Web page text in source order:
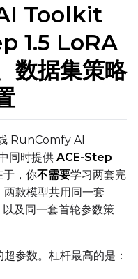
qfloat8 (default)
Encoder
qfloat8 (default)
Compile Model
Compile Model
Rank
Toolkit
1.5 LoRA
数据集策略
RunComfy AI
同时提供 ACE-Step
于，你不需要学习两套完
款模型共用同一套
及同一套首轮参数策
参数。杠杆最高的是：